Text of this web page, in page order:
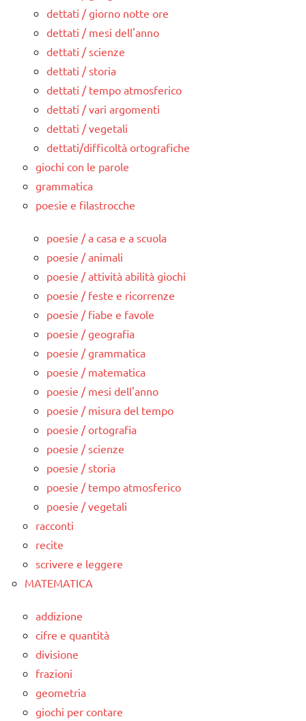
dettati / giorno notte ore
dettati / mesi dell'anno
dettati / scienze
dettati / storia
dettati / tempo atmosferico
dettati / vari argomenti
dettati / vegetali
dettati/difficoltà ortografiche
giochi con le parole
grammatica
poesie e filastrocche
poesie / a casa e a scuola
poesie / animali
poesie / attività abilità giochi
poesie / feste e ricorrenze
poesie / fiabe e favole
poesie / geografia
poesie / grammatica
poesie / matematica
poesie / mesi dell'anno
poesie / misura del tempo
poesie / ortografia
poesie / scienze
poesie / storia
poesie / tempo atmosferico
poesie / vegetali
racconti
recite
scrivere e leggere
MATEMATICA
addizione
cifre e quantità
divisione
frazioni
geometria
giochi per contare